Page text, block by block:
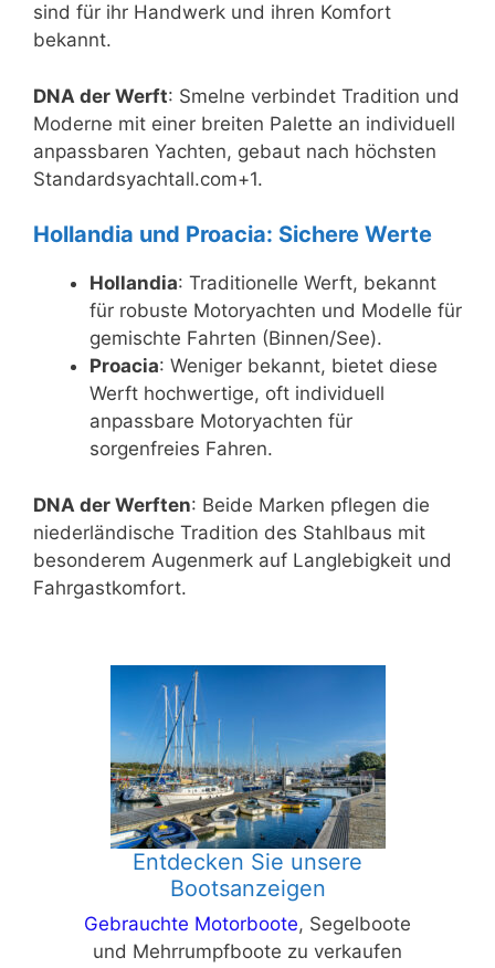
sind für ihr Handwerk und ihren Komfort
bekannt.
DNA der Werft: Smelne verbindet Tradition und
Moderne mit einer breiten Palette an individuell
anpassbaren Yachten, gebaut nach höchsten
Standardsyachtall.com+1.
Hollandia und Proacia: Sichere Werte
Hollandia: Traditionelle Werft, bekannt
für robuste Motoryachten und Modelle für
gemischte Fahrten (Binnen/See).
Proacia: Weniger bekannt, bietet diese
Werft hochwertige, oft individuell
anpassbare Motoryachten für
sorgenfreies Fahren.
DNA der Werften: Beide Marken pflegen die
niederländische Tradition des Stahlbaus mit
besonderem Augenmerk auf Langlebigkeit und
Fahrgastkomfort.
Entdecken Sie unsere
Bootsanzeigen
Gebrauchte Motorboote, Segelboote
und Mehrrumpfboote zu verkaufen